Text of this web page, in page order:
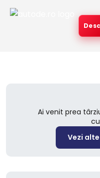
Ai venit prea
Vezi